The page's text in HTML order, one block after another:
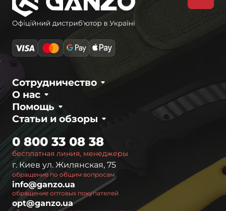
О нас
Сотрудничество
Статьи и обзоры
Помощь
бесплатная линия, менеджеры
0 800 33 08 38
г. Киев ул. Жилянская, 75
обращение по общим вопросам
info@ganzo.ua
обращение оптовых покупателей
opt@ganzo.ua